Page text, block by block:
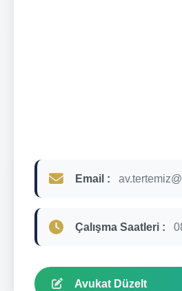
Email :
Çalışma Saatleri :
Avukat Düzelt